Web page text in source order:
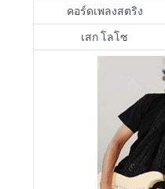
คอร์ดเพลงสตริง
เสก โลโซ